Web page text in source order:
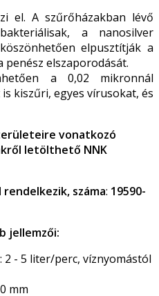
el. A szűrőházakban lévő
a nanosilver
elpusztítják a
elszaporodását.
a 0,02 mikronnál
kiszűri, egyes vírusokat, és
vonatkozó
letölthető NNK
száma: 19590-
jellemzői:
2 - 5 liter/perc, víznyomástól
mm